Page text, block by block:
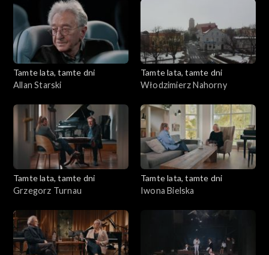
Tamte lata, tamte dni
Allan Starski
Tamte lata, tamte dni
Włodzimierz Nahorny
Tamte lata, tamte dni
Grzegorz Turnau
Tamte lata, tamte dni
Iwona Bielska